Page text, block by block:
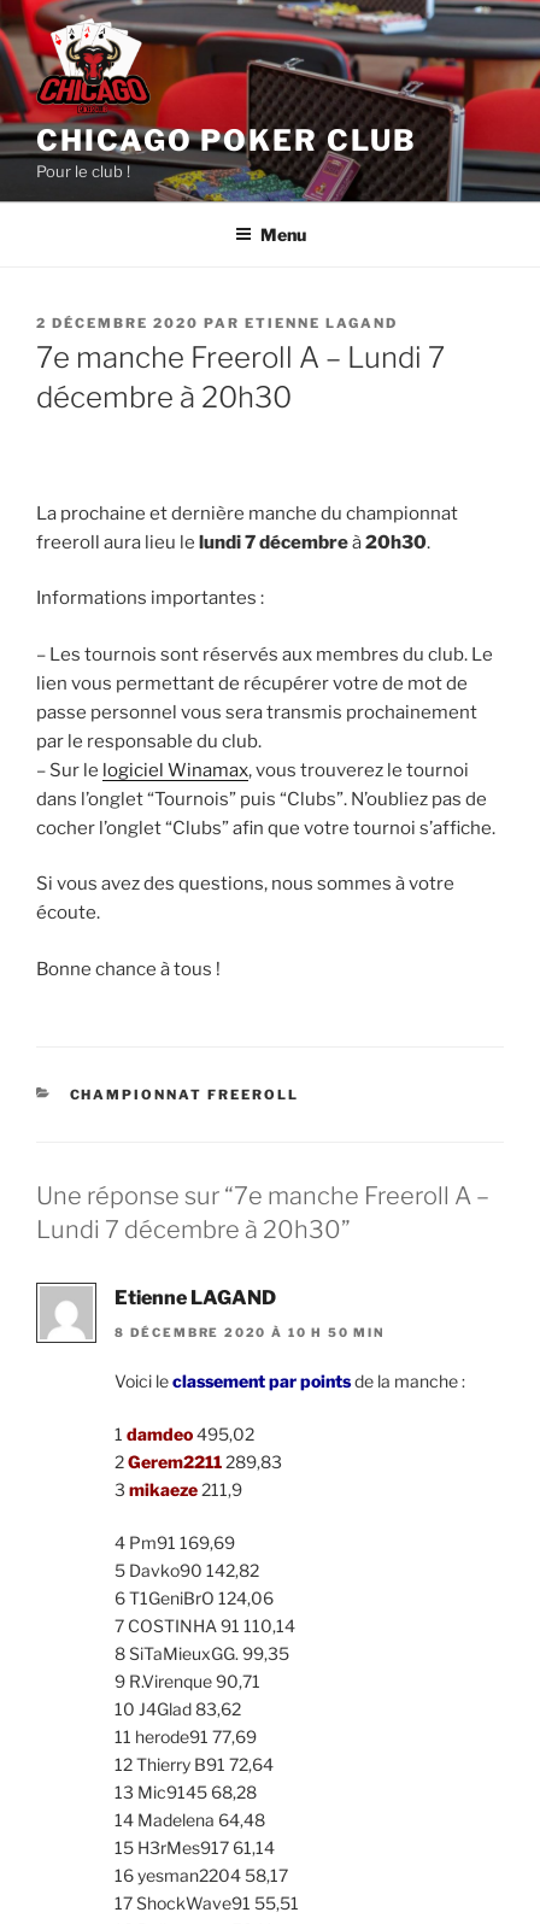
Aller
au
contenu
principal
CHICAGO POKER CLUB
Pour le club !
Menu
PUBLIÉ
LE
2 DÉCEMBRE 2020 PAR ETIENNE LAGAND
7e manche Freeroll A – Lundi 7
décembre à 20h30
La prochaine et dernière manche du championnat
freeroll aura lieu le lundi 7 décembreà20h30.
Informations importantes :
– Les tournois sont réservés aux membres du club. Le
lien vous permettant de récupérer votre de mot de
passe personnel vous sera transmis prochainement
par le responsable du club.
– Sur le logiciel Winamax, vous trouverez le tournoi
dans l’onglet “Tournois” puis “Clubs”. N’oubliez pas de
cocher l’onglet “Clubs” afin que votre tournoi s’affiche.
Si vous avez des questions, nous sommes à votre
écoute.
Bonne chance à tous !
CATÉGORIES
CHAMPIONNAT FREEROLL
Une réponse sur “7e manche Freeroll A –
Lundi 7 décembre à 20h30”
Etienne LAGAND
8 DÉCEMBRE 2020 À 10 H 50 MIN
Voici leclassement par pointsde la manche :
1 damdeo495,02
2Gerem2211289,83
3 mikaeze211,9
4 Pm91 169,69
5 Davko90 142,82
6 T1GeniBrO 124,06
7 COSTINHA 91 110,14
8 SiTaMieuxGG. 99,35
9 R.Virenque 90,71
10 J4Glad 83,62
11 herode91 77,69
12 Thierry B91 72,64
13 Mic9145 68,28
14 Madelena 64,48
15 H3rMes917 61,14
16 yesman2204 58,17
17 ShockWave91 55,51